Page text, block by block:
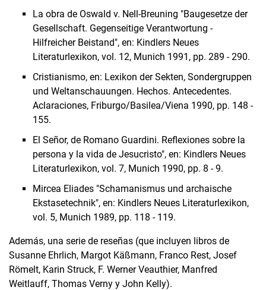
La obra de Oswald v. Nell-Breuning "Baugesetze der
Gesellschaft. Gegenseitige Verantwortung -
Hilfreicher Beistand", en: Kindlers Neues
Literaturlexikon, vol. 12, Munich 1991, pp. 289 - 290.
Cristianismo, en: Lexikon der Sekten, Sondergruppen
und Weltanschauungen. Hechos. Antecedentes.
Aclaraciones, Friburgo/Basilea/Viena 1990, pp. 148 -
155.
El Señor, de Romano Guardini. Reflexiones sobre la
persona y la vida de Jesucristo", en: Kindlers Neues
Literaturlexikon, vol. 7, Munich 1990, pp. 8 - 9.
Mircea Eliades "Schamanismus und archaische
Ekstasetechnik", en: Kindlers Neues Literaturlexikon,
vol. 5, Munich 1989, pp. 118 - 119.
Además, una serie de reseñas (que incluyen libros de
Susanne Ehrlich, Margot Käßmann, Franco Rest, Josef
Römelt, Karin Struck, F. Werner Veauthier, Manfred
Weitlauff, Thomas Verny y John Kelly).